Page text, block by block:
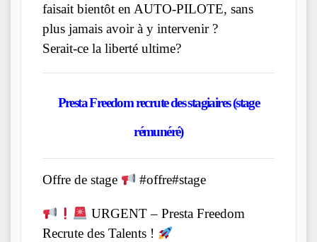
faisait bientôt en AUTO-PILOTE, sans
plus jamais avoir à y intervenir ?
Serait-ce la liberté ultime?
Presta Freedom recrute des stagiaires (stage
rémunéré)
Offre de stage #offre#stage
URGENT – Presta Freedom
Recrute des Talents !